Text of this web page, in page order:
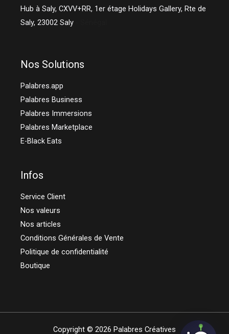
Hub à Saly, CXVV+RR, 1er étage Holidays Gallery, Rte de
Saly,23002 Saly
Nos Solutions
Palabres.app
Palabres Business
Palabres Immersions
Palabres Marketplace
E-Black Eats
Infos
Service Client
Nos valeurs
Nos articles
Conditions Générales de Vente
Politique de confidentialité
Boutique
Copyright © 2026 Palabres Créatives